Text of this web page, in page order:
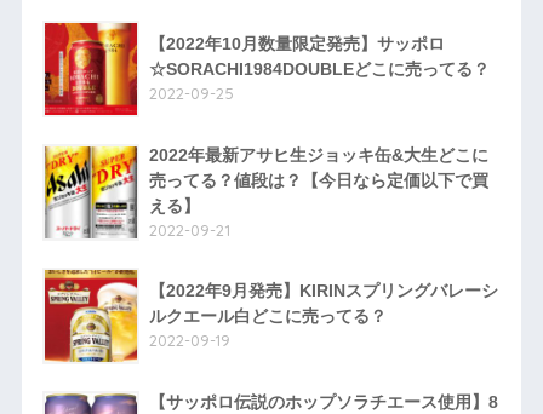
【2022年10月数量限定発売】サッポロ
☆SORACHI1984DOUBLEどこに売ってる？
2022-09-25
2022年最新アサヒ生ジョッキ缶&大生どこに
売ってる？値段は？【今日なら定価以下で買
える】
2022-09-21
【2022年9月発売】KIRINスプリングバレーシ
ルクエール白どこに売ってる？
2022-09-19
【サッポロ伝説のホップソラチエース使用】8